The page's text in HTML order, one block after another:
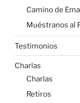
Camino de
Muéstranos al
Testimonios
Charlas
Charlas
Retiros